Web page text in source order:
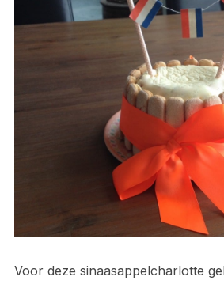
Voor deze sinaasappelcharlotte